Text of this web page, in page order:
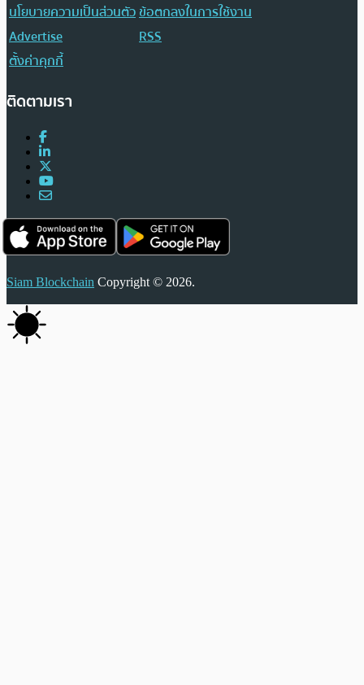
นโยบายความเป็นส่วนตัวข้อตกลงในการใช้งาน
Advertise
RSS
ตั้งค่าคุกกี้
ติดตามเรา
Siam Blockchain Copyright © 2026.